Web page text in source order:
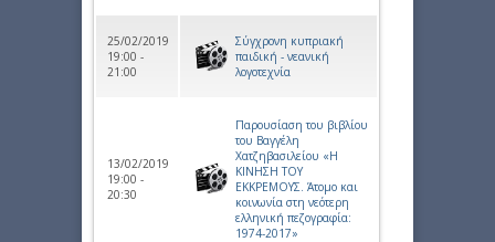
25/02/2019
19:00 -
21:00
Σύγχρονη κυπριακή
παιδική - νεανική
λογοτεχνία
13/02/2019
19:00 -
20:30
Παρουσίαση του βιβλίου
του Βαγγέλη
Χατζηβασιλείου «Η
ΚΙΝΗΣΗ ΤΟΥ
ΕΚΚΡΕΜΟΥΣ. Άτομο και
κοινωνία στη νεότερη
ελληνική πεζογραφία:
1974-2017»